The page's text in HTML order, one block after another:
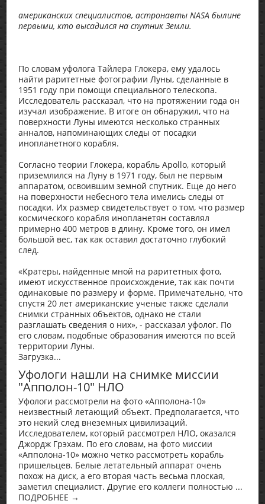
американских специалистов, астронавты NASA былине
первыми, кто высадился на спутник Земли.
По словам уфолога Тайлера Глокера, ему удалось
найти раритетные фотографии Луны, сделанные в
1951 году при помощи специального телескопа.
Исследователь рассказал, что на протяжении года он
изучал изображение. В итоге он обнаружил, что на
поверхности Луны имеются несколько странных
анналов, напоминающих следы от посадки
инопланетного корабля.
Согласно теории Глокера, корабль Apollo, который
приземлился на Луну в 1971 году, был не первым
аппаратом, освоившим земной спутник. Еще до него
на поверхности небесного тела имелись следы от
посадки. Их размер свидетельствует о том, что размер
космического корабля инопланетян составлял
примерно 400 метров в длину. Кроме того, он имел
большой вес, так как оставил достаточно глубокий
след.
«Кратеры, найденные мной на раритетных фото,
имеют искусственное происхождение, так как почти
одинаковые по размеру и форме. Примечательно, что
спустя 20 лет американские ученые также сделали
снимки странных объектов, однако не стали
разглашать сведения о них», - рассказал уфолог. По
его словам, подобные образования имеются по всей
территории Луны.
Загрузка...
Уфологи нашли на снимке миссии
"Апполон-10" НЛО
Уфологи рассмотрели на фото «Апполона-10»
неизвестный летающий объект. Предполагается, что
это некий след внеземных цивилизаций.
Исследователем, который рассмотрел НЛО, оказался
Джордж Грэхам. По его словам, на фото миссии
«Апполона-10» можно четко рассмотреть корабль
пришельцев. Белые летательный аппарат очень
похож на диск, а его вторая часть весьма плоская,
заметил специалист. Другие его коллеги полностью ...
ПОДРОБНЕЕ →